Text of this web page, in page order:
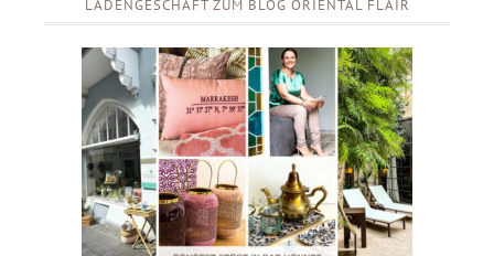
LADENGESCHÄFT ZUM BLOG ORIENTAL FLAIR